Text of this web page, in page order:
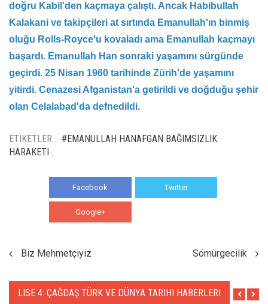
doğru Kabil'den kaçmaya çalıştı. Ancak Habibullah
Kalakani ve takipçileri at sırtında Emanullah'ın binmiş
oluğu Rolls-Royce'u kovaladı ama Emanullah kaçmayı
başardı. Emanullah Han sonraki yaşamını sürgünde
geçirdi. 25 Nisan 1960 tarihinde Zürih'de yaşamını
yitirdi. Cenazesi Afganistan'a getirildi ve doğduğu şehir
olan Celalabad'da defnedildi.
ETIKETLER : #EMANULLAH HANAFGAN BAĞIMSIZLIK
HARAKETI
,
Facebook Twitter
Google+
Biz Mehmetçiyiz Sömürgecilik
LISE 4: ÇAĞDAŞ TÜRK VE DÜNYA TARIHI HABERLERI